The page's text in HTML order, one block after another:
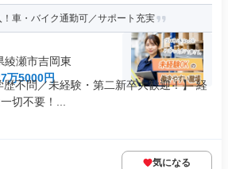
車・バイク通勤可／サポート充実
綾瀬市吉岡東
万5000円
不問／未経験・第二新卒大歓迎！】 経
切不要！...
気になる